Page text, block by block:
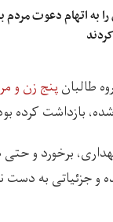
را به اتهام دعوت
طالبانپنج زن و
بازداشت کرده
برخورد و حتی
و جزئیاتی به دست